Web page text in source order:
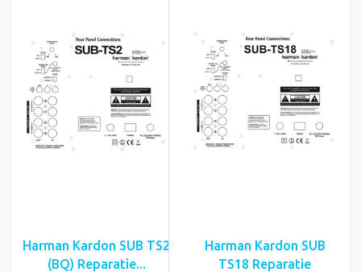
Harman Kardon SUB TS2
(BQ) Reparatie...
Harman Kardon SUB
TS18 Reparatie